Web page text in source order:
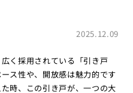
2025.12.09
く採用されている「引き戸
ス性や、開放感は魅力的です
時、この引き戸が、一つの大